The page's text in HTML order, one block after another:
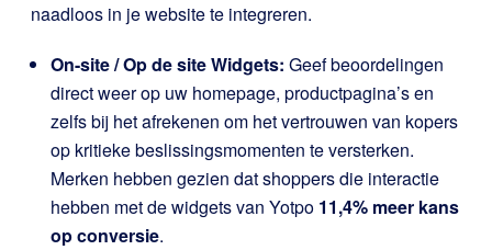
naadloos in je website te integreren.
On-site / Op de site Widgets: Geef beoordelingen
direct weer op uw homepage, productpagina’s en
zelfs bij het afrekenen om het vertrouwen van kopers
op kritieke beslissingsmomenten te versterken.
Merken hebben gezien dat shoppers die interactie
hebben met de widgets van Yotpo 11,4% meer kans
op conversie.